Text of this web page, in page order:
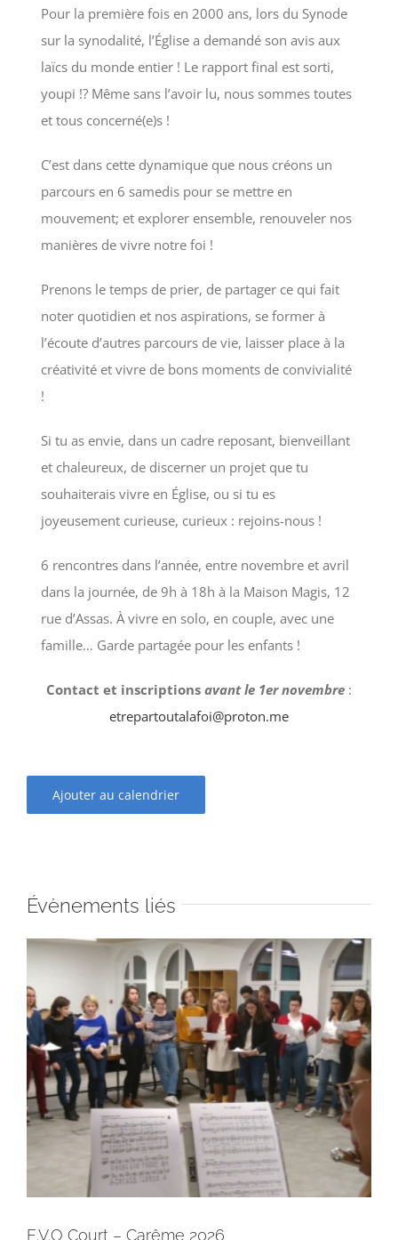
Pour la première fois en 2000 ans, lors du Synode
sur la synodalité, l’Église a demandé son avis aux
laïcs du monde entier ! Le rapport final est sorti,
youpi !? Même sans l’avoir lu, nous sommes toutes
et tous concerné(e)s !
C’est dans cette dynamique que nous créons un
parcours en 6 samedis pour se mettre en
mouvement; et explorer ensemble, renouveler nos
manières de vivre notre foi !
Prenons le temps de prier, de partager ce qui fait
noter quotidien et nos aspirations, se former à
l’écoute d’autres parcours de vie, laisser place à la
créativité et vivre de bons moments de convivialité
!
Si tu as envie, dans un cadre reposant, bienveillant
et chaleureux, de discerner un projet que tu
souhaiterais vivre en Église, ou si tu es
joyeusement curieuse, curieux : rejoins-nous !
6 rencontres dans l’année, entre novembre et avril
dans la journée, de 9h à 18h à la Maison Magis, 12
rue d’Assas. À vivre en solo, en couple, avec une
famille… Garde partagée pour les enfants !
Contact et inscriptions avant le 1er novembre :
etrepartoutalafoi@proton.me
Ajouter au calendrier
Évènements liés
E.V.O Court – Carême 2026